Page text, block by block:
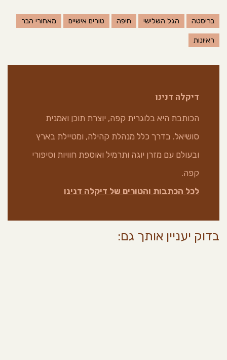
בריסטה הגל השלישי חיפה טורים אישיים מאחורי הבר
ראיונות
דיקלה דנינו
הכותבת היא בלוגרית קפה, יוצרת תוכן ואמנית
סושיאל. בדרך כלל מנהלת קהילה, ומטיילת בארץ
ובעולם עם מזרן יוגה ותרמיל ואוספת חוויות וסיפורי
קפה.
לכל הכתבות והטורים של דיקלה דנינו
בדוק יעניין אותך גם: